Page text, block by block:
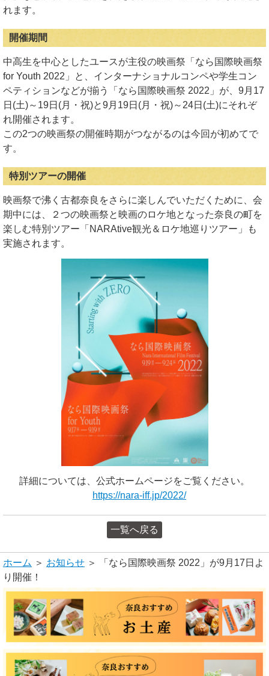
れます。
開催期間
中高生を中心としたユースが主役の映画祭「なら国際映画祭
for Youth 2022」と、インターナショナルコンペや学生コン
ペティションなどが揃う「なら国際映画祭 2022」が、9月17
日(土)～19日(月・祝)と9月19日(月・祝)～24日(土)にそれぞ
れ開催されます。
この2つの映画祭の開催時期がつながるのは今回が初めてで
す。
特別ツアーの開催
映画祭で沸く古都奈良をさらに楽しんでいただくために、会
期中には、２つの映画祭と映画のロケ地となった奈良の町を
楽しむ特別ツアー「NARAtive観光＆ロケ地巡りツアー」も
実施されます。
詳細については、公式ホームページをご覧ください。
https://nara-iff.jp/2022/
一覧へ戻る
ホーム ＞ お知らせ ＞ 「なら国際映画祭 2022」が9月17日よ
り開催！